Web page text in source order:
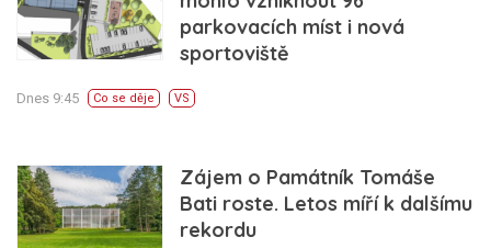
parkovacích míst i nová
sportoviště
Dnes 9:45 Co se děje VS
Zájem o Památník Tomáše
Bati roste. Letos míří k dalšímu
rekordu